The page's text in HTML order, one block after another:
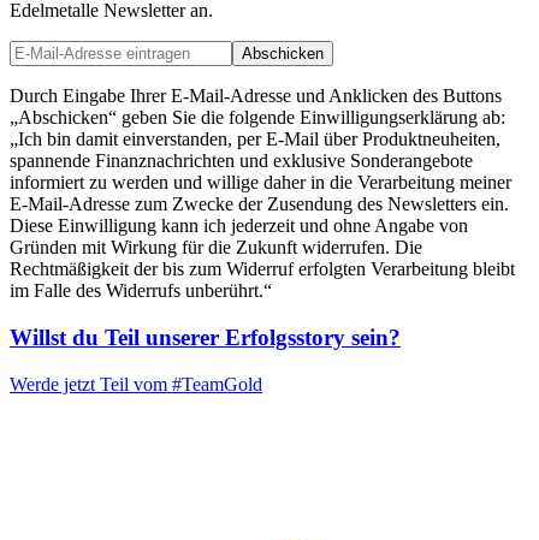
Edelmetalle Newsletter an.
Abschicken
Durch Eingabe Ihrer E-Mail-Adresse und Anklicken des Buttons
„Abschicken“ geben Sie die folgende Einwilligungserklärung ab:
„Ich bin damit einverstanden, per E-Mail über Produktneuheiten,
spannende Finanznachrichten und exklusive Sonderangebote
informiert zu werden und willige daher in die Verarbeitung meiner
E-Mail-Adresse zum Zwecke der Zusendung des Newsletters ein.
Diese Einwilligung kann ich jederzeit und ohne Angabe von
Gründen mit Wirkung für die Zukunft widerrufen. Die
Rechtmäßigkeit der bis zum Widerruf erfolgten Verarbeitung bleibt
im Falle des Widerrufs unberührt.“
Willst du Teil unserer Erfolgsstory sein?
Werde jetzt Teil vom #TeamGold